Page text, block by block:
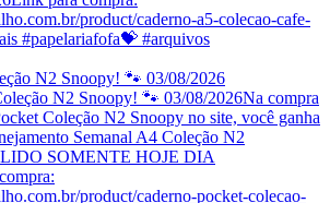
N2 Snoopy! 🐾 03/08/2026